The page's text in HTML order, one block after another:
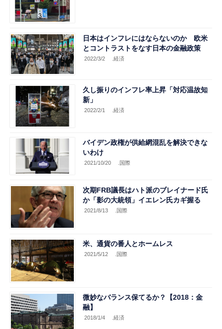
日本はインフレにはならないのか 欧米
とコントラストをなす日本の金融政策
2022/3/2 .経済
久し振りのインフレ率上昇「対応温故知
新」
2022/2/1 .経済
バイデン政権が供給網混乱を解決できな
いわけ
2021/10/20 .国際
次期FRB議長はハト派のブレイナード氏
か「影の大統領」イエレン氏カギ握る
2021/8/13 .国際
米、通貨の番人とホームレス
2021/5/12 .国際
微妙なバランス保てるか？【2018：金
融】
2018/1/4 .経済